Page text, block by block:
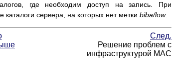
где необходим доступ на запись. При
каталоги сервера, на которых нет метки biba/low.
След.
Решение проблем с
инфраструктурой MAC